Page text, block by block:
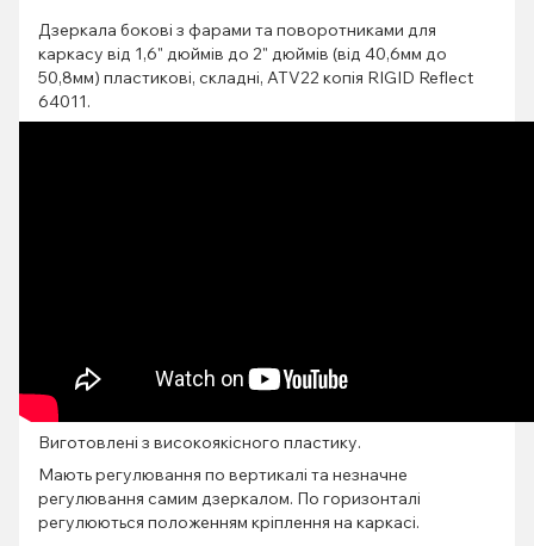
Дзеркала бокові з фарами та поворотниками для
каркасу від 1,6" дюймів до 2" дюймів (від 40,6мм до
50,8мм) пластикові, складні, ATV22 копія RIGID Reflect
64011.
Виготовлені з високоякісного пластику.
Мають регулювання по вертикалі та незначне
регулювання самим дзеркалом. По горизонталі
регулюються положенням кріплення на каркасі.